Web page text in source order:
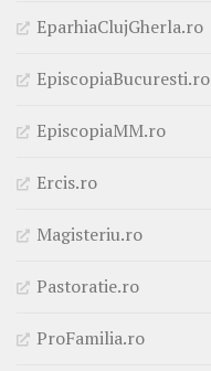
EparhiaClujGherla.ro
EpiscopiaBucuresti.ro
EpiscopiaMM.ro
Ercis.ro
Magisteriu.ro
Pastoratie.ro
ProFamilia.ro